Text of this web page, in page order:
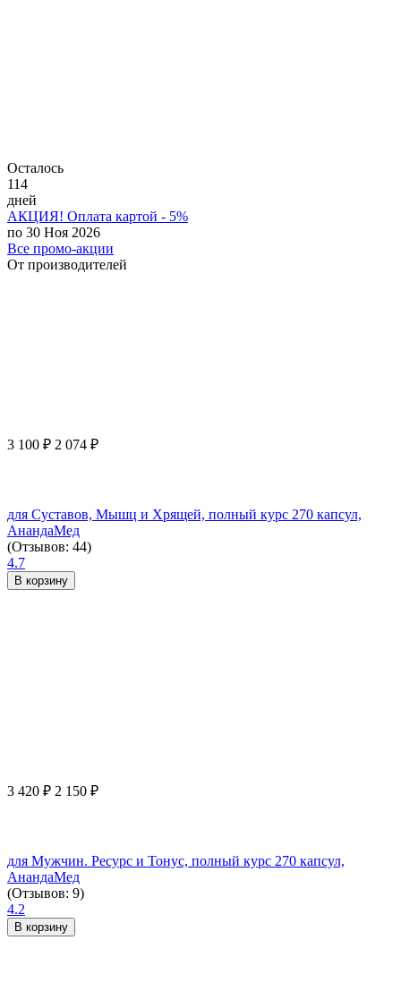
Осталось
114
дней
АКЦИЯ! Оплата картой - 5%
по 30 Ноя 2026
Все промо-акции
От производителей
3 100 ₽ 2 074 ₽
для Суставов, Мышц и Хрящей, полный курс 270 капсул,
АнандаМед
(Отзывов: 44)
4.7
В корзину
3 420 ₽ 2 150 ₽
для Мужчин. Ресурс и Тонус, полный курс 270 капсул,
АнандаМед
(Отзывов: 9)
4.2
В корзину